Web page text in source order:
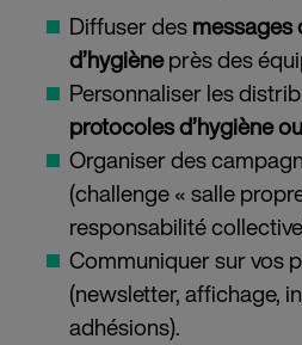
Diffuser desmessages
d’hygièneprès des
Personnaliser les
protocoles d’hygiène
Organiser des
(challenge « salle
responsabilité
Communiquer sur vos
(newsletter, affichage,
adhésions).